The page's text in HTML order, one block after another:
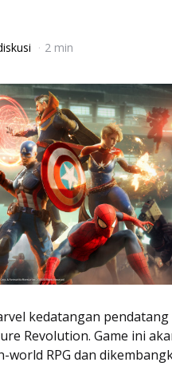
2 min
kedatangan pendatang
Revolution. Game ini
RPG dan